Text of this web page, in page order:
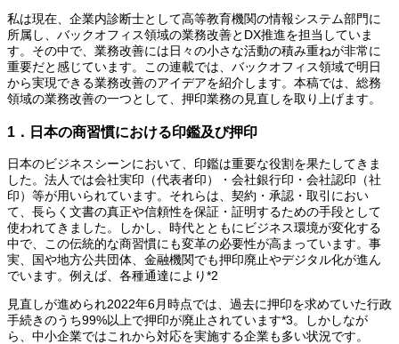
私は現在、企業内診断士として高等教育機関の情報システム部門に
所属し、バックオフィス領域の業務改善とDX推進を担当していま
す。その中で、業務改善には日々の小さな活動の積み重ねが非常に
重要だと感じています。この連載では、バックオフィス領域で明日
から実現できる業務改善のアイデアを紹介します。本稿では、総務
領域の業務改善の一つとして、押印業務の見直しを取り上げます。
1．日本の商習慣における印鑑及び押印
日本のビジネスシーンにおいて、印鑑は重要な役割を果たしてきま
した。法人では会社実印（代表者印）・会社銀行印・会社認印（社
印）等が用いられています。それらは、契約・承認・取引におい
て、長らく文書の真正や信頼性を保証・証明するための手段として
使われてきました。しかし、時代とともにビジネス環境が変化する
中で、この伝統的な商習慣にも変革の必要性が高まっています。事
実、国や地方公共団体、金融機関でも押印廃止やデジタル化が進ん
でいます。例えば、各種通達により*2
見直しが進められ2022年6月時点では、過去に押印を求めていた行政
手続きのうち99%以上で押印が廃止されています*3。しかしなが
ら、中小企業ではこれから対応を実施する企業も多い状況です。